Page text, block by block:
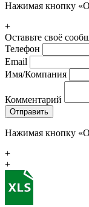
Нажимая кнопку
+
Оставьте своё
Телефон
Email
Имя/Компания
Комментарий
Отправить
Нажимая кнопку
+
+